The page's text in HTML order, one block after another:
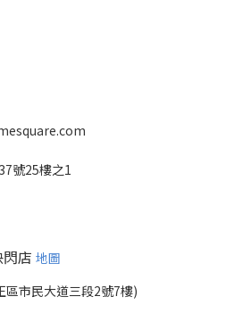
號25樓之1
店 地圖
區市民大道三段2號7樓)